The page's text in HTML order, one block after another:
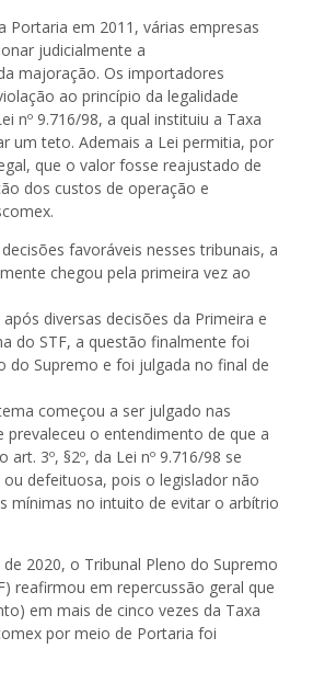
Portaria em 2011, várias empresas
judicialmente a
majoração. Os importadores
ao princípio da legalidade
nº 9.716/98, a qual instituiu a Taxa
um teto. Ademais a Lei permitia, por
que o valor fosse reajustado de
dos custos de operação e
favoráveis nesses tribunais, a
chegou pela primeira vez ao
diversas decisões da Primeira e
do STF, a questão finalmente foi
do Supremo e foi julgada no final de
começou a ser julgado nas
prevaleceu o entendimento de que a
art. 3º, §2º, da Lei nº 9.716/98 se
defeituosa, pois o legislador não
mínimas no intuito de evitar o arbítrio
2020, o Tribunal Pleno do Supremo
reafirmou em repercussão geral que
em mais de cinco vezes da Taxa
por meio de Portaria foi